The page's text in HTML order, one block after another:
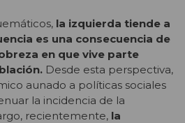
la izquierda tiende a
es una consecuencia de
en que vive parte
Desde esta perspectiva,
aunado a políticas sociales
la incidencia de la
recientemente, la